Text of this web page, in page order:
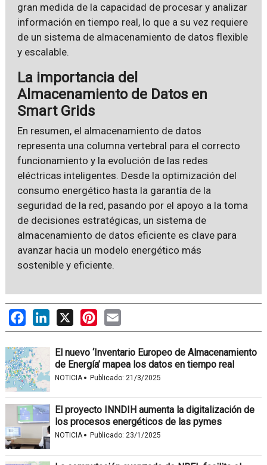
gran medida de la capacidad de procesar y analizar
información en tiempo real, lo que a su vez requiere
de un sistema de almacenamiento de datos flexible
y escalable.
La importancia del
Almacenamiento de Datos en
Smart Grids
En resumen, el almacenamiento de datos
representa una columna vertebral para el correcto
funcionamiento y la evolución de las redes
eléctricas inteligentes. Desde la optimización del
consumo energético hasta la garantía de la
seguridad de la red, pasando por el apoyo a la toma
de decisiones estratégicas, un sistema de
almacenamiento de datos eficiente es clave para
avanzar hacia un modelo energético más
sostenible y eficiente.
FacebookLinkedIn
X PinterestEmail
El nuevo ‘Inventario Europeo de Almacenamiento
de Energía’ mapea los datos en tiempo real
NOTICIA· Publicado: 21/3/2025
El proyecto INNDIH aumenta la digitalización de
los procesos energéticos de las pymes
NOTICIA· Publicado: 23/1/2025